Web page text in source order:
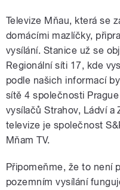
Televize Mňau, která se
domácími mazlíčky,
vysílání. Stanice už se
Regionální síti 17, kde
podle našich informací
sítě 4 společnosti
vysílačů Strahov, Ládví a
televize je společnost
Mňam TV.
Připomeňme, že to není
pozemním vysílání